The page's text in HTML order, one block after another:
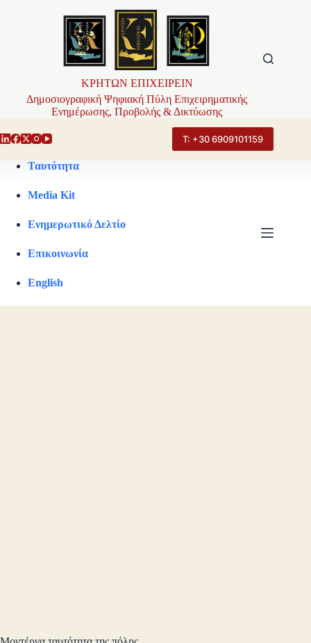
ΚΡΗΤΩΝ ΕΠΙΧΕΙΡΕΙΝ
Δημοσιογραφική Ψηφιακή Πύλη Επιχειρηματικής
Ενημέρωσης, Προβολής & Δικτύωσης
Τ: +30 6909101159
Ταυτότητα
Media Kit
Ενημερωτικό Δελτίο
Επικοινωνία
English